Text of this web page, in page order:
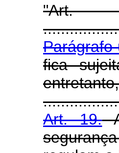
Parágrafo
fica
Art. 19.